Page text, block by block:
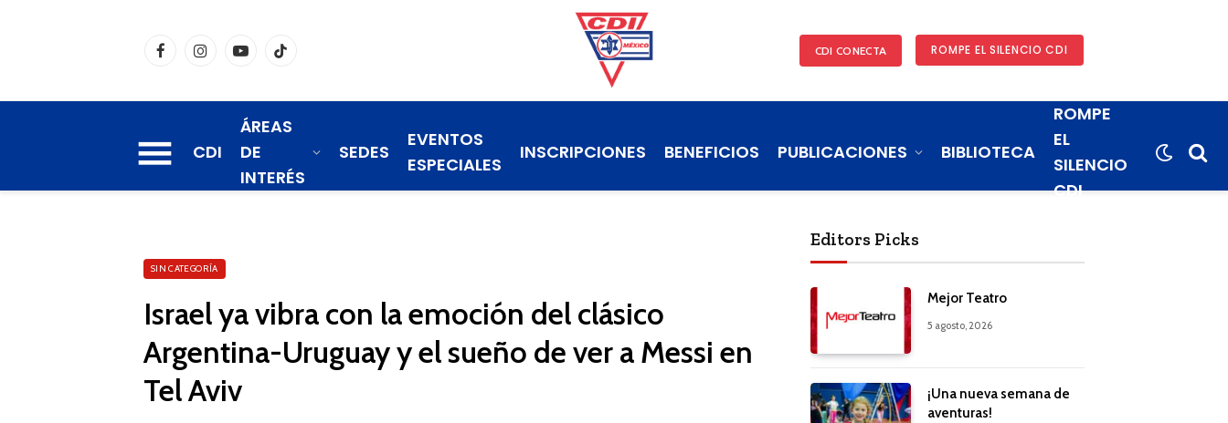
FacebookInstagramYouTubeTikTok CDI CONECTA ROMPE EL SILENCIO CDI
CDI
ÁREAS
DE
INTERÉS
SEDES
EVENTOS
ESPECIALES
INSCRIPCIONES BENEFICIOS PUBLICACIONES BIBLIOTECA
ROMPE
EL
SILENCIO
CDI
SIN CATEGORÍA
Israel ya vibra con la emoción del clásico
Argentina-Uruguay y el sueño de ver a Messi en
Tel Aviv
Editors Picks
Mejor Teatro
5 agosto, 2026
¡Una nueva semana de
aventuras!